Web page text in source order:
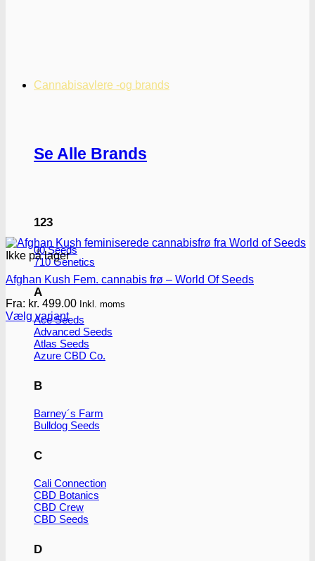
Cannabisavlere -og brands
Se Alle Brands
123
00 Seeds
710 Genetics
A
Ace Seeds
Advanced Seeds
Atlas Seeds
Azure CBD Co.
B
Barney´s Farm
Bulldog Seeds
C
Cali Connection
CBD Botanics
CBD Crew
CBD Seeds
D
Ikke på lager
Afghan Kush Fem. cannabis frø – World Of Seeds
Fra: kr. 499.00 Inkl. moms
Vælg variant
varianter.
Mulighederne
vælges